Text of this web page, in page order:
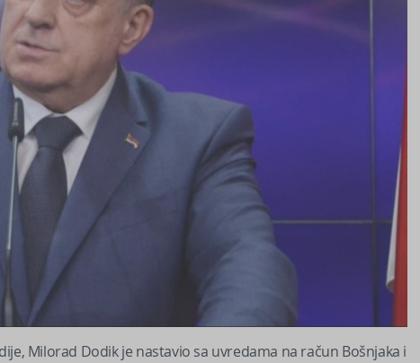
Milorad Dodik je nastavio sa uvredama na račun Bošnjaka i